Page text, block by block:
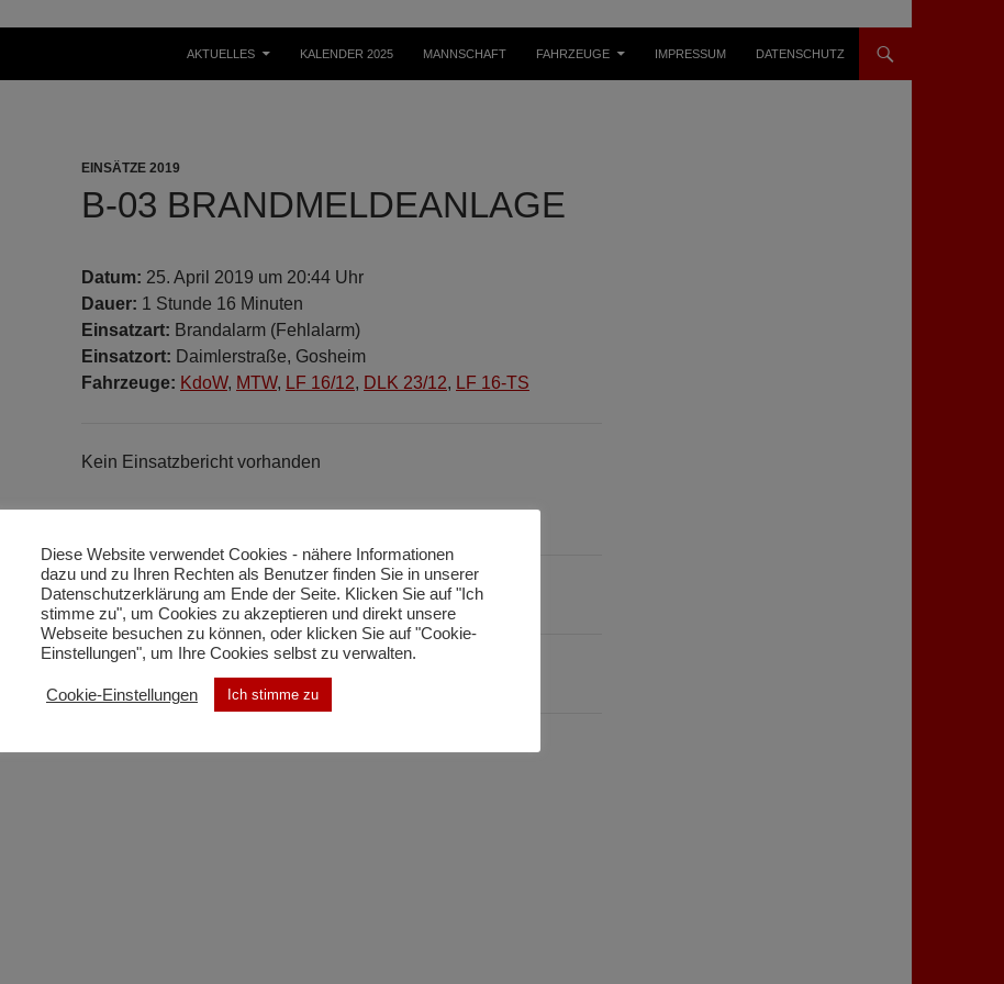
AKTUELLES
KALENDER 2025 MANNSCHAFT FAHRZEUGE IMPRESSUM DATENSCHUTZ
EINSÄTZE 2019
B-03 BRANDMELDEANLAGE
Datum: 25. April 2019 um 20:44 Uhr
Dauer: 1 Stunde 16 Minuten
Einsatzart: Brandalarm (Fehlalarm)
Einsatzort: Daimlerstraße, Gosheim
Fahrzeuge: KdoW, MTW, LF 16/12, DLK 23/12, LF 16-TS
Kein Einsatzbericht vorhanden
Beitragsnavigation
VORHERIGER BEITRAG
B-03 Brandmeldeanlage
NÄCHSTER BEITRAG
B-03 Brandmeldeanlage
Diese Website verwendet Cookies - nähere Informationen
dazu und zu Ihren Rechten als Benutzer finden Sie in unserer
Datenschutzerklärung am Ende der Seite. Klicken Sie auf "Ich
stimme zu", um Cookies zu akzeptieren und direkt unsere
Webseite besuchen zu können, oder klicken Sie auf "Cookie-
Einstellungen", um Ihre Cookies selbst zu verwalten.
Cookie-Einstellungen Ich stimme zu